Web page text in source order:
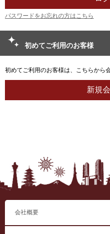
パスワードをお忘れの方はこちら
初めてご利用のお客様
初めてご利用のお客様は、こちらから
会社概要